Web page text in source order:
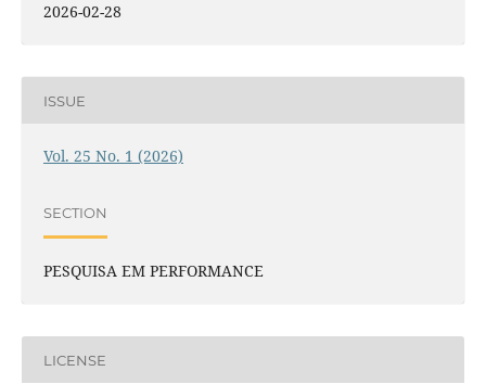
2026-02-28
ISSUE
Vol. 25 No. 1 (2026)
SECTION
PESQUISA EM PERFORMANCE
LICENSE